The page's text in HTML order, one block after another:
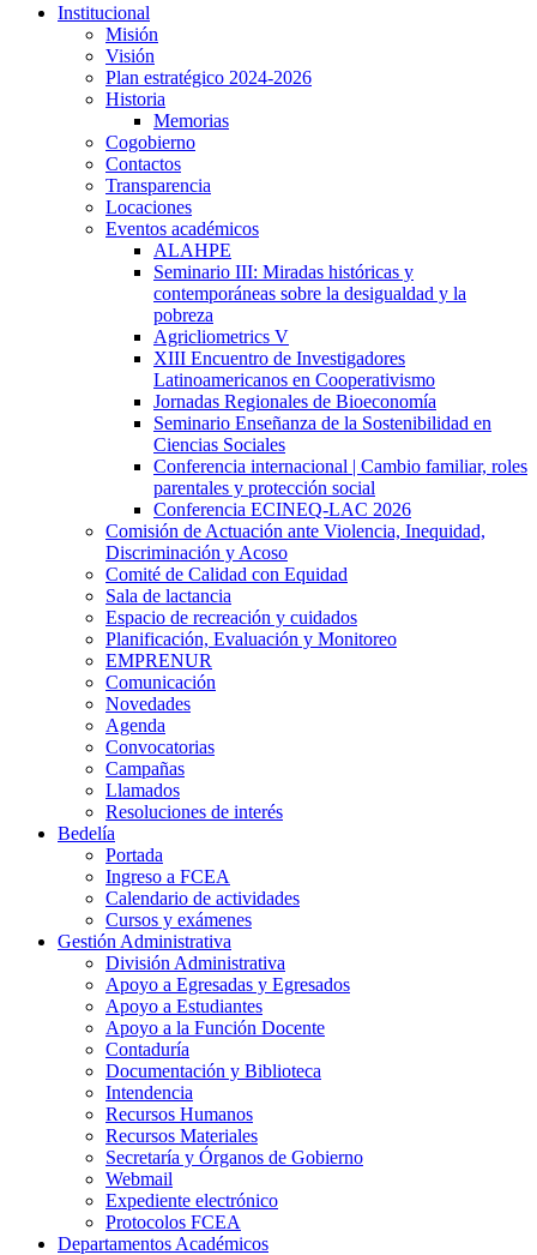
Institucional
Misión
Visión
Plan estratégico 2024-2026
Historia
Memorias
Cogobierno
Contactos
Transparencia
Locaciones
Eventos académicos
ALAHPE
Seminario III: Miradas históricas y
contemporáneas sobre la desigualdad y la
pobreza
Agricliometrics V
XIII Encuentro de Investigadores
Latinoamericanos en Cooperativismo
Jornadas Regionales de Bioeconomía
Seminario Enseñanza de la Sostenibilidad en
Ciencias Sociales
Conferencia internacional | Cambio familiar, roles
parentales y protección social
Conferencia ECINEQ-LAC 2026
Comisión de Actuación ante Violencia, Inequidad,
Discriminación y Acoso
Comité de Calidad con Equidad
Sala de lactancia
Espacio de recreación y cuidados
Planificación, Evaluación y Monitoreo
EMPRENUR
Comunicación
Novedades
Agenda
Convocatorias
Campañas
Llamados
Resoluciones de interés
Bedelía
Portada
Ingreso a FCEA
Calendario de actividades
Cursos y exámenes
Gestión Administrativa
División Administrativa
Apoyo a Egresadas y Egresados
Apoyo a Estudiantes
Apoyo a la Función Docente
Contaduría
Documentación y Biblioteca
Intendencia
Recursos Humanos
Recursos Materiales
Secretaría y Órganos de Gobierno
Webmail
Expediente electrónico
Protocolos FCEA
Departamentos Académicos